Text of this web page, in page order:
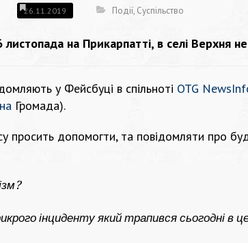
26.11.2019 Події, Суспільство
листопада на Прикарпатті, в селі Верхня
у Фейсбуці в спільноті OTG
Громада).
просить допомогти, та повідомляти про
інциденту який трапився сьогодні в